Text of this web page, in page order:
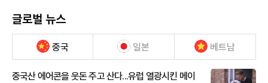
글로벌 뉴스
중국 일본 베트남
중국산 에어콘을 웃돈 주고 산다...유럽 열광시킨 메이